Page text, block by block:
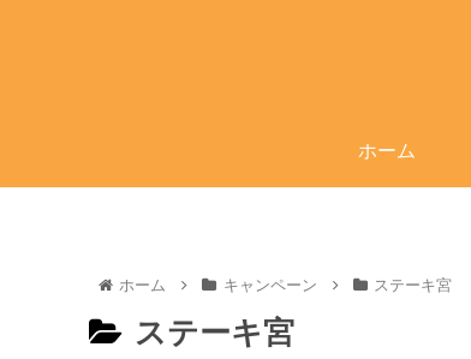
ホーム
ホーム キャンペーン ステーキ宮
ステーキ宮